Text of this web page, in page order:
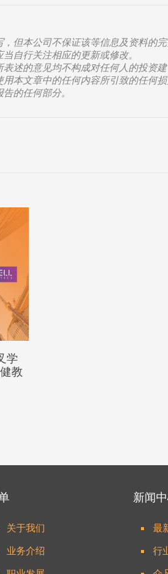
但本公司不保证该等信息及资料的
自行关注相应的更新或修改。
述的意见均不构成对任何人的投资
本文章中的任何内容所引致的任何
的任何部分。
学
教
关于我们
业务介绍
新闻
最
行